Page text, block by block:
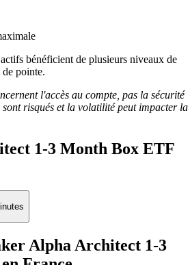
bénéficient de plusieurs niveaux de
pointe.
l'accès au compte, pas la sécurité
risqués et la volatilité peut impacter la
1-3 Month Box ETF
Alpha Architect 1-3